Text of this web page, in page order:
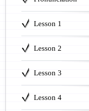
Lesson 1
Lesson 2
Lesson 3
Lesson 4